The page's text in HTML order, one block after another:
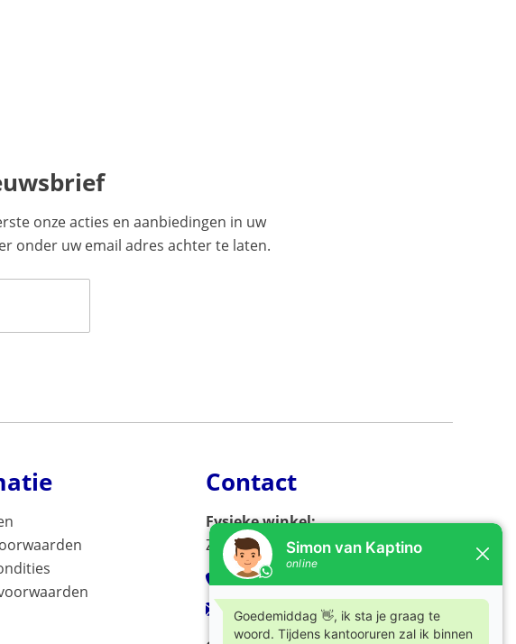
onze acties en aanbiedingen in uw
onder uw email adres achter te laten.
Contact
Fysieke winkel:
Zijlweg 53, 2013 DC Haarlem
023-5326966
verkoop@kaptino.nl